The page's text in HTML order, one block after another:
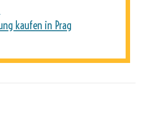
kaufen in Prag